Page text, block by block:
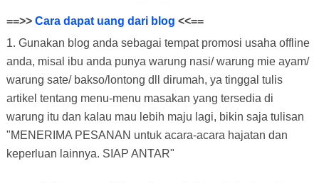
==>> Cara dapat uang dari blog <<==
1. Gunakan blog anda sebagai tempat promosi usaha offline
anda, misal ibu anda punya warung nasi/ warung mie ayam/
warung sate/ bakso/lontong dll dirumah, ya tinggal tulis
artikel tentang menu-menu masakan yang tersedia di
warung itu dan kalau mau lebih maju lagi, bikin saja tulisan
"MENERIMA PESANAN untuk acara-acara hajatan dan
keperluan lainnya. SIAP ANTAR"